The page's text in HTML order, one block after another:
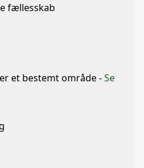
fællesskab
et bestemt område -Se